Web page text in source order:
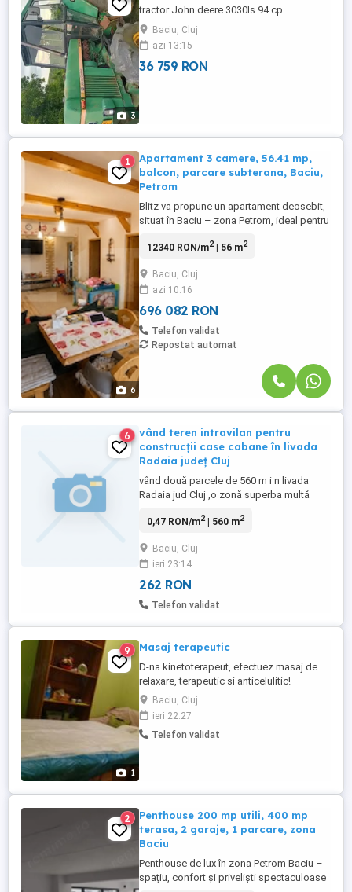
3
tractor John deere 3030ls 94 cp
Baciu, Cluj
azi 13:15
36 759 RON
6
1
Apartament 3 camere, 56.41 mp,
balcon, parcare subterana, Baciu,
Petrom
Blitz va propune un apartament deosebit,
situat în Baciu – zona Petrom, ideal pentru
compartimentat cu balcon si parcare
Balcon: 6.37 mp – cu view spre Cluj și
natură Loc de parcare subteran inclus
Compartimentare inteligentă: • 2 ...
12340 RON/m2| 56 m2
Baciu, Cluj
azi 10:16
696 082 RON
Telefon validat
Repostat automat
6
vând teren intravilan pentru
construcții case cabane în livada
Radaia județ Cluj
vând două parcele de 560 m i n livada
Radaia jud Cluj ,o zonă superba multă
0,47 RON/m2| 560 m2
Baciu, Cluj
ieri 23:14
262 RON
Telefon validat
1
9 Masaj terapeutic
D-na kinetoterapeut, efectuez masaj de
relaxare, terapeutic si anticelulitic!
Baciu, Cluj
ieri 22:27
Telefon validat
2
Penthouse 200 mp utili, 400 mp
terasa, 2 garaje, 1 parcare, zona
Baciu
Penthouse de lux în zona Petrom Baciu –
spațiu, confort și priveliști spectaculoase